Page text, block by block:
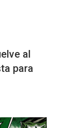
al
para